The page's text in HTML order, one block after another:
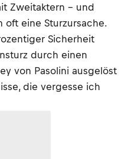
Zweitaktern – und
oft eine Sturzursache.
Sicherheit
durch einen
von Pasolini ausgelöst
die vergesse ich